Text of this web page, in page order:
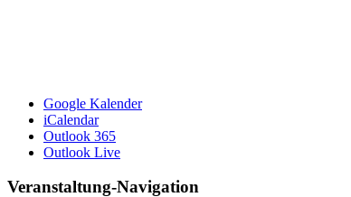
Google Kalender
iCalendar
Outlook 365
Outlook Live
Veranstaltung-Navigation